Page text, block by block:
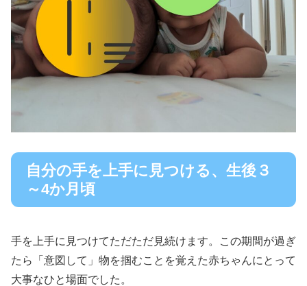
自分の手を上手に見つける、生後３
～4か月頃
手を上手に見つけてただただ見続けます。この期間が過ぎ
たら「意図して」物を掴むことを覚えた赤ちゃんにとって
大事なひと場面でした。